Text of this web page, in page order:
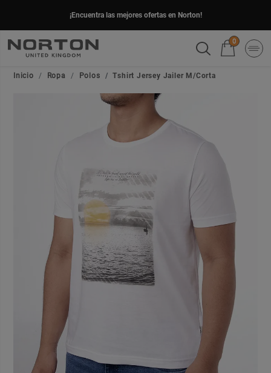
¡Encuentra las mejores ofertas en Norton!
0
Inicio Ropa Polos Tshirt Jersey Jailer M/Corta